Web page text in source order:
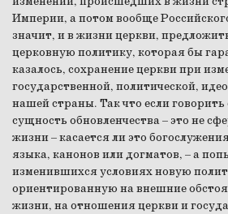
Империи, а потом вообще
значит, и в жизни церкви,
церковную политику, которая бы
казалось, сохранение церкви при
государственной, политической,
нашей страны. Так что если говорить
сущность обновленчества – это не
жизни – касается ли это
языка, канонов или догматов, – а
изменившихся условиях новую
ориентированную на внешние
жизни, на отношения церкви и